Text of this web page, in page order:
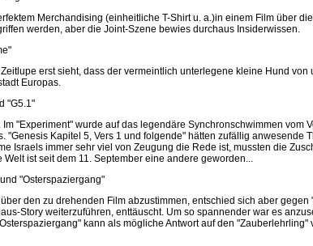
Merchandising (einheitliche T-Shirt u. a.)in einem Film über
werden, aber die Joint-Szene bewies durchaus Insiderwissen.
"
erst sieht, dass der vermeintlich unterlegene kleine Hund
Europas.
"G5.1"
"Experiment" wurde auf das legendäre Synchronschwimmen
"Genesis Kapitel 5, Vers 1 und folgende" hätten zufällig
Israels immer sehr viel von Zeugung die Rede ist, mussten die
ist seit dem 11. September eine andere geworden...
"Osterspaziergang"
den zu drehenden Film abzustimmen, entschied sich aber
Story weiterzuführen, enttäuscht. Um so spannender war es
kann als mögliche Antwort auf den